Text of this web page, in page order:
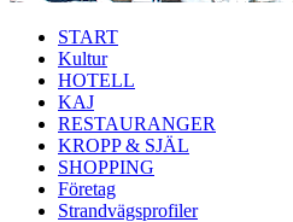
START
Kultur
HOTELL
KAJ
RESTAURANGER
KROPP & SJÄL
SHOPPING
Företag
Strandvägsprofiler